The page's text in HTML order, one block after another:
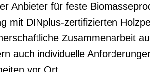
Anbieter für feste
mit DINplus-zertifizierten
Zusammenarbeit
auch individuelle
vor Ort.